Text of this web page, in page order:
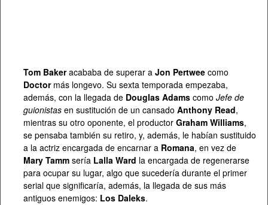
Tom Bakeracababa de superar a Jon Pertwee como
Doctormás longevo. Su sexta temporada empezaba,
además, con la llegada de Douglas Adams como Jefe de
guionistas en sustitución de un cansado Anthony Read,
mientras su otro oponente, el productor Graham Williams,
se pensaba también su retiro, y, además, le habían sustituido
a la actriz encargada de encarnar a Romana, en vez de
Mary Tamm sería Lalla Ward la encargada de regenerarse
para ocupar su lugar, algo que sucedería durante el primer
serial que significaría, además, la llegada de sus más
antiguos enemigos: Los Daleks.